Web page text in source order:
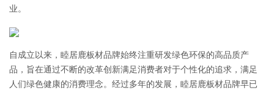
业。
自成立以来，睦居鹿板材品牌始终注重研发绿色环保的高品质产
品，旨在通过不断的改革创新满足消费者对于个性化的追求，满足
人们绿色健康的消费理念。经过多年的发展，睦居鹿板材品牌早已